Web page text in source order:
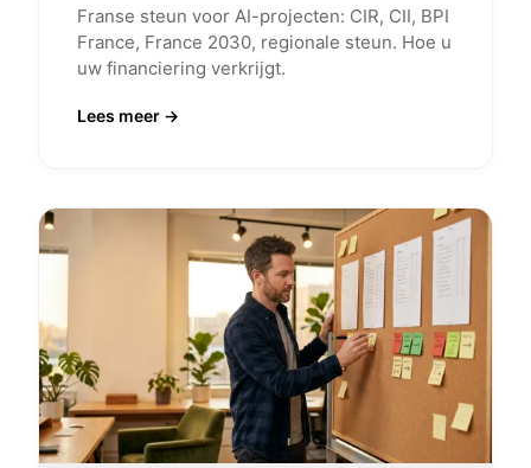
Franse steun voor AI-projecten: CIR, CII, BPI
France, France 2030, regionale steun. Hoe u
uw financiering verkrijgt.
Lees meer →